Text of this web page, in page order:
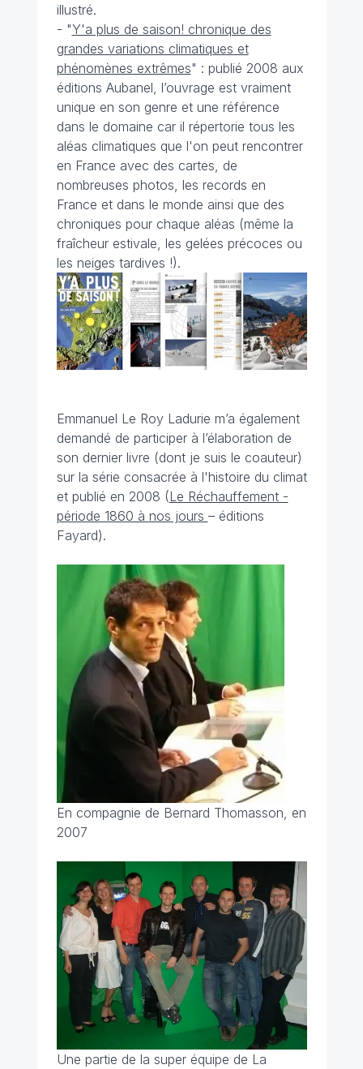
illustré.
- "Y'a plus de saison! chronique des
grandes variations climatiques et
phénomènes extrêmes" : publié 2008 aux
éditions Aubanel, l’ouvrage est vraiment
unique en son genre et une référence
dans le domaine car il répertorie tous les
aléas climatiques que l'on peut rencontrer
en France avec des cartes, de
nombreuses photos, les records en
France et dans le monde ainsi que des
chroniques pour chaque aléas (même la
fraîcheur estivale, les gelées précoces ou
les neiges tardives !).
Emmanuel Le Roy Ladurie m’a également
demandé de participer à l’élaboration de
son dernier livre (dont je suis le coauteur)
sur la série consacrée à l'histoire du climat
et publié en 2008 (Le Réchauffement -
période 1860 à nos jours – éditions
Fayard).
En compagnie de Bernard Thomasson, en
2007
Une partie de la super équipe de La